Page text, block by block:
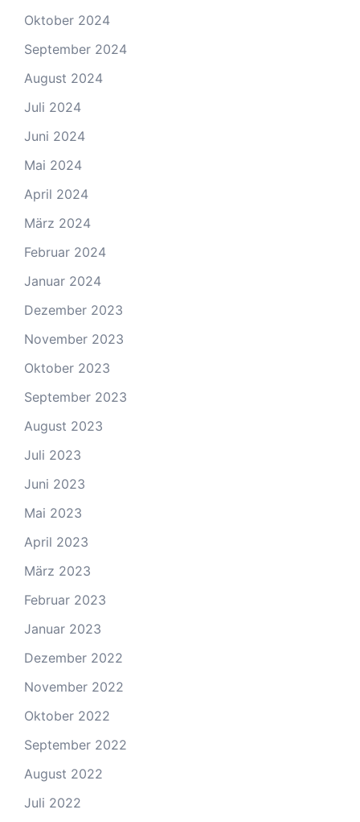
Oktober 2024
September 2024
August 2024
Juli 2024
Juni 2024
Mai 2024
April 2024
März 2024
Februar 2024
Januar 2024
Dezember 2023
November 2023
Oktober 2023
September 2023
August 2023
Juli 2023
Juni 2023
Mai 2023
April 2023
März 2023
Februar 2023
Januar 2023
Dezember 2022
November 2022
Oktober 2022
September 2022
August 2022
Juli 2022